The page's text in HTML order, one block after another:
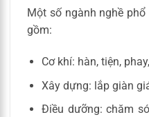
Một số ngành nghề
gồm:
Cơ khí: hàn, tiện,
Xây dựng: lắp giàn
Điều dưỡng: chăm